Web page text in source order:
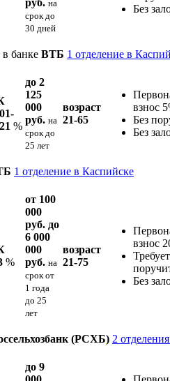
руб. на
срокдо
30 дней
Без
банке ВТБ 1 отделение в
%
до 2
125
000
руб. на
срокдо
25 лет
возраст
21-65
взнос
Без
Без
1 отделение в Каспийске
%
от 100
000
руб. до
6 000
000
руб. на
срокот
1 года
до 25
лет
возраст
21-75
взнос
Без
(РСХБ) 2
до 9